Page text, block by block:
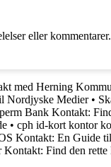
eller
med Herning
Nordjyske Medier•
Bank Kontakt:
• cph id-kort kontor
Kontakt: En Guide
Kontakt: Find den